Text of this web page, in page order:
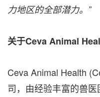
力地区的全部潜力。”
关于Ceva Animal
Ceva Animal Health
司，由经验丰富的兽